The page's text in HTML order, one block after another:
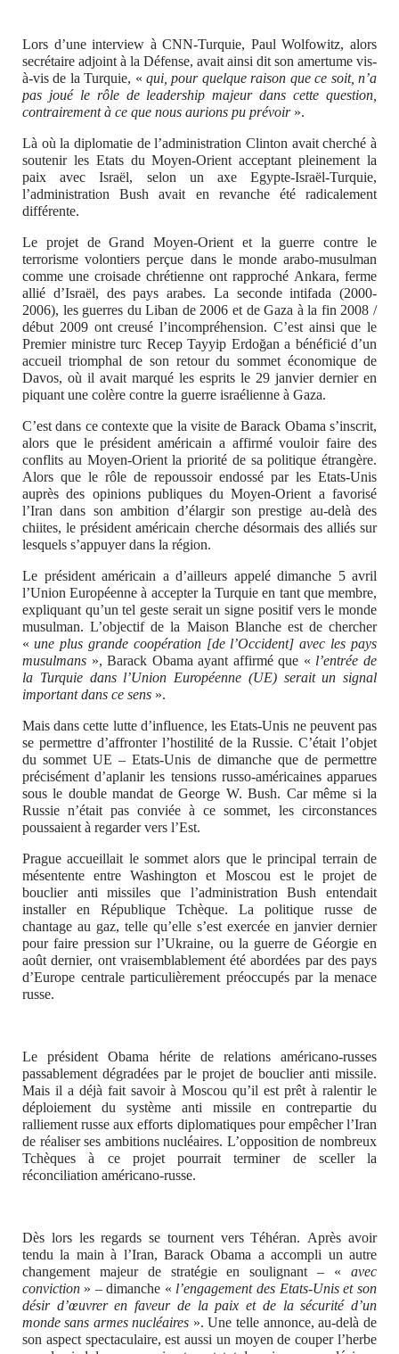
Lors d’une interview à CNN-Turquie, Paul Wolfowitz, alors
secrétaire adjoint à la Défense, avait ainsi dit son amertume vis-
à-vis de la Turquie, « qui, pour quelque raison que ce soit, n’a
pas joué le rôle de leadership majeur dans cette question,
contrairement à ce que nous aurions pu prévoir».
Là où la diplomatie de l’administration Clinton avait cherché à
soutenir les Etats du Moyen-Orient acceptant pleinement la
paix avec Israël, selon un axe Egypte-Israël-Turquie,
l’administration Bush avait en revanche été radicalement
différente.
Le projet de Grand Moyen-Orient et la guerre contre le
terrorisme volontiers perçue dans le monde arabo-musulman
comme une croisade chrétienne ont rapproché Ankara, ferme
allié d’Israël, des pays arabes. La seconde intifada (2000-
2006), les guerres du Liban de 2006 et de Gaza à la fin 2008 /
début 2009 ont creusé l’incompréhension. C’est ainsi que le
Premier ministre turc Recep Tayyip Erdoğan a bénéficié d’un
accueil triomphal de son retour du sommet économique de
Davos, où il avait marqué les esprits le 29 janvier dernier en
piquant une colère contre la guerre israélienne à Gaza.
C’est dans ce contexte que la visite de Barack Obama s’inscrit,
alors que le président américain a affirmé vouloir faire des
conflits au Moyen-Orient la priorité de sa politique étrangère.
Alors que le rôle de repoussoir endossé par les Etats-Unis
auprès des opinions publiques du Moyen-Orient a favorisé
l’Iran dans son ambition d’élargir son prestige au-delà des
chiites, le président américain cherche désormais des alliés sur
lesquels s’appuyer dans la région.
Le président américain a d’ailleurs appelé dimanche 5 avril
l’Union Européenne à accepter la Turquie en tant que membre,
expliquant qu’un tel geste serait un signe positif vers le monde
musulman. L’objectif de la Maison Blanche est de chercher
« une plus grande coopération [de l’Occident] avec les pays
musulmans », Barack Obama ayant affirmé que « l’entrée de
la Turquie dans l’Union Européenne (UE) serait un signal
important dans ce sens ».
Mais dans cette lutte d’influence, les Etats-Unis ne peuvent pas
se permettre d’affronter l’hostilité de la Russie. C’était l’objet
du sommet UE – Etats-Unis de dimanche que de permettre
précisément d’aplanir les tensions russo-américaines apparues
sous le double mandat de George W. Bush. Car même si la
Russie n’était pas conviée à ce sommet, les circonstances
poussaient à regarder vers l’Est.
Prague accueillait le sommet alors que le principal terrain de
mésentente entre Washington et Moscou est le projet de
bouclier anti missiles que l’administration Bush entendait
installer en République Tchèque. La politique russe de
chantage au gaz, telle qu’elle s’est exercée en janvier dernier
pour faire pression sur l’Ukraine, ou la guerre de Géorgie en
août dernier, ont vraisemblablement été abordées par des pays
d’Europe centrale particulièrement préoccupés par la menace
russe.
Le président Obama hérite de relations américano-russes
passablement dégradées par le projet de bouclier anti missile.
Mais il a déjà fait savoir à Moscou qu’il est prêt à ralentir le
déploiement du système anti missile en contrepartie du
ralliement russe aux efforts diplomatiques pour empêcher l’Iran
de réaliser ses ambitions nucléaires. L’opposition de nombreux
Tchèques à ce projet pourrait terminer de sceller la
réconciliation américano-russe.
Dès lors les regards se tournent vers Téhéran. Après avoir
tendu la main à l’Iran, Barack Obama a accompli un autre
changement majeur de stratégie en soulignant – «
avec
conviction » – dimanche « l’engagement des Etats-Unis et son
désir d’œuvrer en faveur de la paix et de la sécurité d’un
monde sans armes nucléaires ». Une telle annonce, au-delà de
son aspect spectaculaire, est aussi un moyen de couper l’herbe